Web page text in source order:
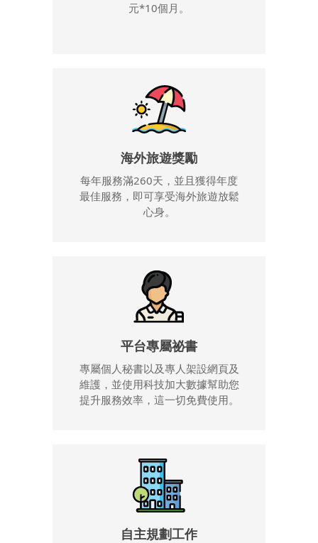
元*10個月。
海外旅遊獎勵
每年服務滿260天，並且獲得年度
最佳服務，即可享受海外旅遊放鬆
心身。
平台專屬祕書
專屬個人秘書以及專人架設網頁及
維護，並使用科技加大數據幫助您
提升服務效率，這一切免費使用。
自主規劃工作